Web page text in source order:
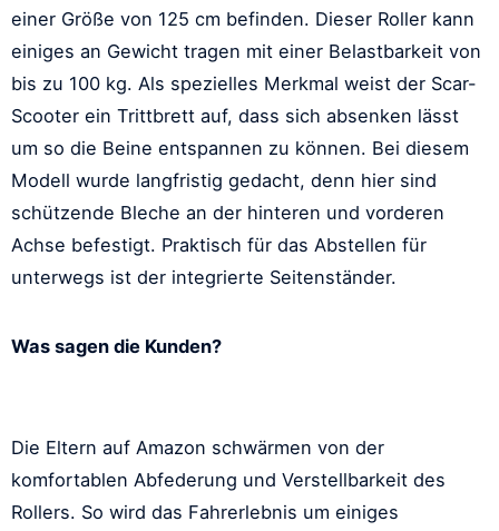
einer Größe von 125 cm befinden. Dieser Roller kann
einiges an Gewicht tragen mit einer Belastbarkeit von
bis zu 100 kg. Als spezielles Merkmal weist der Scar-
Scooter ein Trittbrett auf, dass sich absenken lässt
um so die Beine entspannen zu können. Bei diesem
Modell wurde langfristig gedacht, denn hier sind
schützende Bleche an der hinteren und vorderen
Achse befestigt. Praktisch für das Abstellen für
unterwegs ist der integrierte Seitenständer.
Was sagen die Kunden?
Die Eltern auf Amazon schwärmen von der
komfortablen Abfederung und Verstellbarkeit des
Rollers. So wird das Fahrerlebnis um einiges